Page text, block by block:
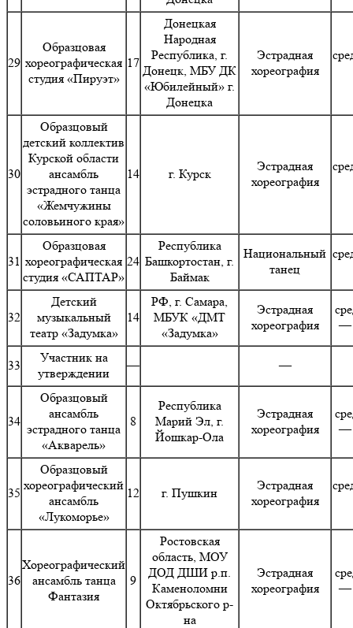
29
Образцовая
хореографическая
студия «Пируэт»
17
Донецкая
Народная
Республика, г.
Донецк, МБУ ДК
«Юбилейный» г.
Донецка
Эстрадная
хореография
30
Образцовый
детский коллектив
Курской области
ансамбль
эстрадного танца
«Жемчужины
соловьиного края»
14 г. Курск
Эстрадная
хореография
31
Образцовая
хореографическая
студия «САПТАР»
24
Республика
Башкортостан, г.
Баймак
Национальный
танец
32
Детский
музыкальный
театр «Задумка»
14
РФ, г. Самара,
МБУК «ДМТ
«Задумка»
Эстрадная
хореография
—
33
Участник на
утверждении
— —
34
Образцовый
ансамбль
эстрадного танца
«Акварель»
8
Республика
Марий Эл, г.
Йошкар-Ола
Эстрадная
хореография
—
35
Образцовый
хореографический
ансамбль
«Лукоморье»
12 г. Пушкин
Эстрадная
хореография
36
Хореографический
ансамбль танца
Фантазия
9
Ростовская
область, МОУ
ДОД ДШИ р.п.
Каменоломни
Октябрьского р-
на
Эстрадная
хореография
—